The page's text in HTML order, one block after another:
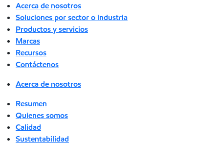
Acerca de nosotros
Soluciones por sector o industria
Productos y servicios
Marcas
Recursos
Contáctenos
Acerca de nosotros
Resumen
Quienes somos
Calidad
Sustentabilidad